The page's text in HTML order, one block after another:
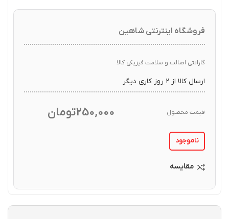
فروشگاه اینترنتی شاهین
گارانتی اصالت و سلامت فیزیکی کالا
ارسال کالا از ۲ روز کاری دیگر
قیمت محصول 250,000تومان
ناموجود
مقایسه